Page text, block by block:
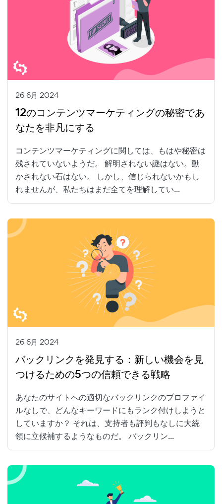
26 6月 2024
12のコンテンツマーケティングの秘密であ
なたを非凡にする
コンテンツマーケティングに関しては、もはや秘密は
残されていないようだ。 解明されない謎はない。動
かされない石はない。 しかし、信じられないかもし
れませんが、私たちはまだ全てを理解してい...
26 6月 2024
バックリンクを発見する：新しい機会を見
つけるための5つの信頼できる戦略
あなたのサイトへの適切なバックリンクのプロファイ
ルなしで、どんなキーワードにもランク付けしようと
していますか？ それは、支持者も評判もなしに大統
領に立候補するようなものだ。 バックリン...